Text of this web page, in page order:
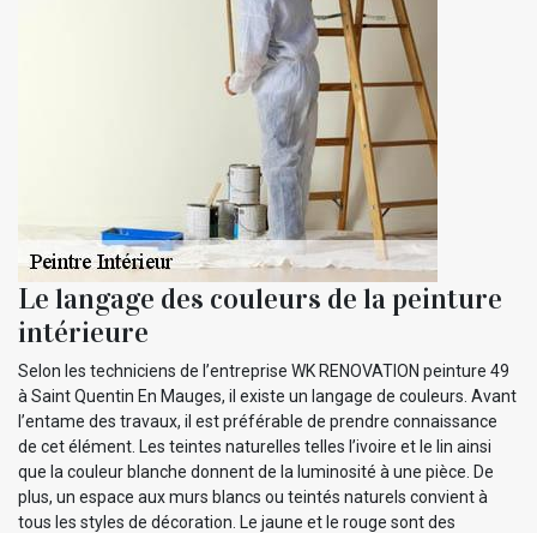
Le langage des couleurs de la peinture
intérieure
Selon les techniciens de l’entreprise WK RENOVATION peinture 49
à Saint Quentin En Mauges, il existe un langage de couleurs. Avant
l’entame des travaux, il est préférable de prendre connaissance
de cet élément. Les teintes naturelles telles l’ivoire et le lin ainsi
que la couleur blanche donnent de la luminosité à une pièce. De
plus, un espace aux murs blancs ou teintés naturels convient à
tous les styles de décoration. Le jaune et le rouge sont des